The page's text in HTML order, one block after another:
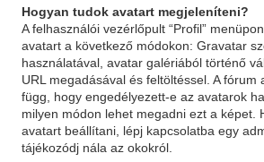
Hogyan tudok avatart megjeleníteni?
A felhasználói vezérlőpult “Profil”
avatart a következő módokon: Gravatar
használatával, avatar galériából történő
URL megadásával és feltöltéssel. A fórum
függ, hogy engedélyezett-e az avatarok
milyen módon lehet megadni ezt a képet.
avatart beállítani, lépj kapcsolatba egy
tájékozódj nála az okokról.